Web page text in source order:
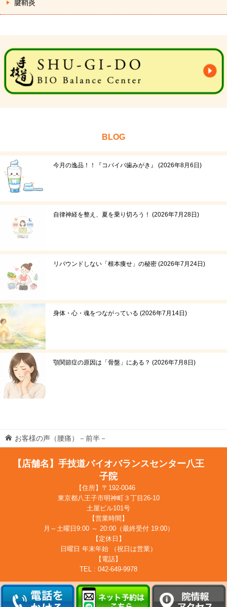
腱鞘炎
BLOG
今月の逸品！！『コパイバ歯みがき』 2026年8月6日
自律神経を整え、夏を乗り切ろう！ 2026年7月28日
リバウンドしない「根本痩せ」の秘密 2026年7月24日
身体・心・魂をつながっている 2026年7月14日
顎関節症の原因は「骨盤」にある？ 2026年7月8日
お客様の声（腰痛）－前半－
【店舗名】手技道バイオバランスセンター八王
子院
【住所】〒192-0046
東京都八王子市明神町３丁目26-10
土屋ビル101号
【営業時間】
月～土曜日9:00 ～ 20:00（最終受付 19:00）
【定休日】
日曜日 年末年始 （祝日は営業）
【電話】
TEL : 042-649-9978